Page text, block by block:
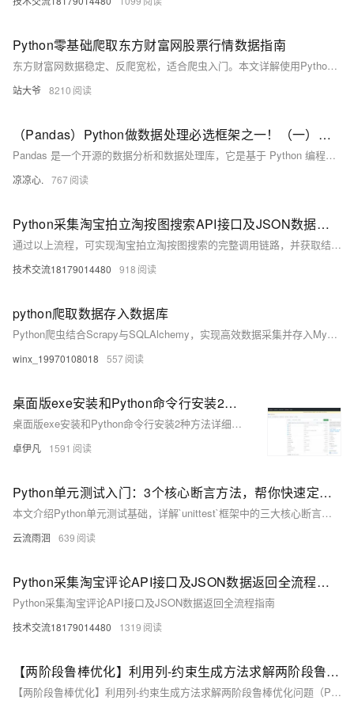
Python零基础爬取东方财富网股票行情数据指南
东方财富网数据稳定、反爬宽松，适合爬虫入门。本文详解使用Python抓取股票行情数据，涵盖请求发送、HTML解析、动态加载处理、代理IP切换及数据可视化，助你快速掌握金融数据爬取技能。
站大爷 8210
（Pandas）Python做数据处理必选框架之一！（一）：介绍Pandas中的两个数据结构；刨析Series：如何访问数据；数据去重、取众数、总和、标准差、方差、平均值等；判断缺失值、获取索引...
Pandas 是一个开源的数据分析和数据处理库，它是基于 Python 编程语言的。 Pandas 提供了易于使用的数据结构和数据分析工具，特别适用于处理结构化数据，如表格型数据（类似于Excel表格）。 Pandas 是数据科学和分析领域中常用的工具之一，它使得用户能够轻松地从各种数据源中导入数据，并对数据进行高效的操作和分析。 Pandas 主要引入了两种新的数据结构：Series 和 DataFrame。
凉凉心. 767
Python采集淘宝拍立淘按图搜索API接口及JSON数据返回全流程指南
通过以上流程，可实现淘宝拍立淘按图搜索的完整调用链路，并获取结构化的JSON商品数据，支撑电商比价、智能推荐等业务场景。
技术交流18179014480 918
python爬取数据存入数据库
Python爬虫结合Scrapy与SQLAlchemy，实现高效数据采集并存入MySQL/PostgreSQL/SQLite。通过ORM映射、连接池优化与批量提交，支持百万级数据高速写入，具备良好的可扩展性与稳定性。
winx_19970108018 557
桌面版exe安装和Python命令行安装2种方法详细讲解图片去水印AI源码私有化部署Lama-Cleaner安装使用方法-优雅草卓伊凡
桌面版exe安装和Python命令行安装2种方法详细讲解图片去水印AI源码私有化部署Lama-Cleaner安装使用方法-优雅草卓伊凡
卓伊凡 1591
Python单元测试入门：3个核心断言方法，帮你快速定位代码bug
本文介绍Python单元测试基础，详解`unittest`框架中的三大核心断言方法：`assertEqual`验证值相等，`assertTrue`和`assertFalse`判断条件真假。通过实例演示其用法，帮助开发者自动化检测代码逻辑，提升测试效率与可靠性。
云流雨洄 639
Python采集淘宝评论API接口及JSON数据返回全流程指南
Python采集淘宝评论API接口及JSON数据返回全流程指南
技术交流18179014480 1319
【两阶段鲁棒优化】利用列-约束生成方法求解两阶段鲁棒优化问题（Python代码实现）
【两阶段鲁棒优化】利用列-约束生成方法求解两阶段鲁棒优化问题（Python代码实现）